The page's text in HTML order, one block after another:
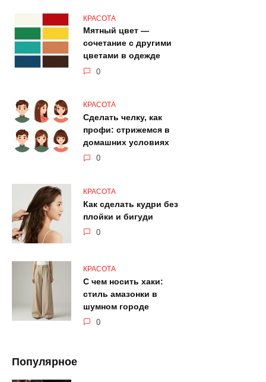
КРАСОТА
Мятный цвет —
сочетание с другими
цветами в одежде
0
КРАСОТА
Сделать челку, как
профи: стрижемся в
домашних условиях
0
КРАСОТА
Как сделать кудри без
плойки и бигуди
0
КРАСОТА
С чем носить хаки:
стиль амазонки в
шумном городе
0
Популярное